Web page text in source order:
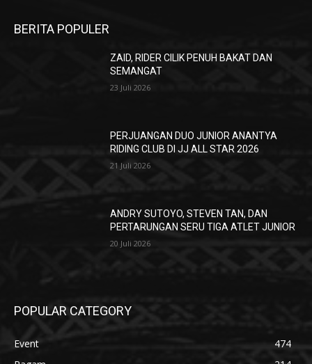
BERITA POPULER
ZAID, RIDER CILIK PENUH BAKAT DAN
SEMANGAT
23 Juli 2026
PERJUANGAN DUO JUNIOR ANANTYA
RIDING CLUB DI JJ ALL STAR 2026
21 Juli 2026
ANDRY SUTOYO, STEVEN TAN, DAN
PERTARUNGAN SERU TIGA ATLET JUNIOR
20 Juli 2026
POPULAR CATEGORY
Event
474